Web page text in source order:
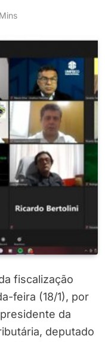
fiscalização
feira (18/1), por
da
deputado